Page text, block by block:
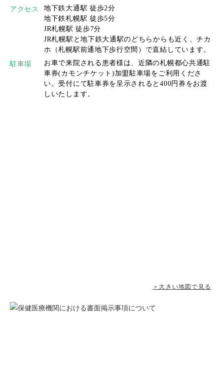
アクセス
地下鉄大通駅 徒歩2分
地下鉄札幌駅 徒歩5分
JR札幌駅 徒歩7分
JR札幌駅と地下鉄大通駅のどちらからも近く、チカ
ホ（札幌駅前通地下歩行空間）で直結しています。
駐車場
お車で来院される患者様は、近隣の札幌都心共通駐
車券(カモンチケット)加盟駐車場をご利用くださ
い。受付にて駐車券を呈示されると400円券をお渡
しいたします。
＞大きい地図で見る